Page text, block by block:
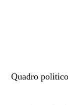
Quadro